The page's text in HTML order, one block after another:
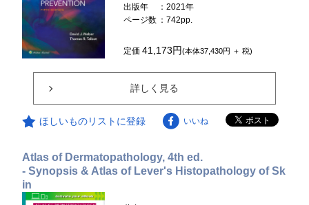
出版年
：2021年
ページ数 ：742pp.
定価41,173円(本体37,430円 ＋ 税)
詳しく見る
ほしいものリストに登録 いいね
Atlas of Dermatopathology, 4th ed.
- Synopsis & Atlas of Lever's Histopathology of Sk
in